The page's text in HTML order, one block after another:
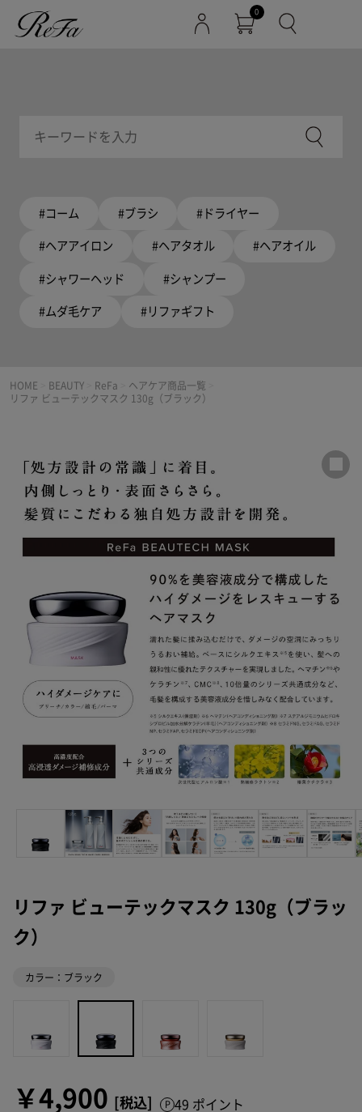
0
#コーム #ブラシ #ドライヤー
#ヘアアイロン #ヘアタオル #ヘアオイル
#シャワーヘッド #シャンプー
#ムダ毛ケア #リファギフト
HOME BEAUTY ReFa ヘアケア商品一覧
リファ ビューテックマスク 130g（ブラック）
リファ ビューテックマスク 130g（ブラッ
ク）
カラー：ブラック
￥4,900 49 ポイント